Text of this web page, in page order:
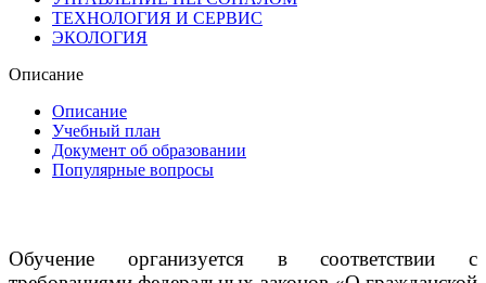
ТЕХНОЛОГИЯ И СЕРВИС
ЭКОЛОГИЯ
Описание
Описание
Учебный план
Документ об образовании
Популярные вопросы
Обучение организуется в соответствии с